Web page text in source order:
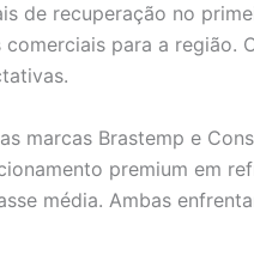
de recuperação no
comerciais para a região.
marcas Brastemp e
premium em
média. Ambas